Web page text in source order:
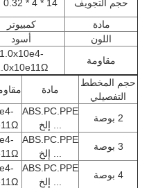
حجم التجويف
14 * 4 * 0.32 ملم
مادة
كمبيوتر
اللون
أسود
مقاومة
1.0x10e4-
1.0x10e11Ω
حجم المخطط
التفصيلي
مادة
2 بوصة
ABS.PC.PPE
... إلخ
3 بوصة
ABS.PC.PPE
... إلخ
4 بوصة
ABS.PC.PPE
... إلخ